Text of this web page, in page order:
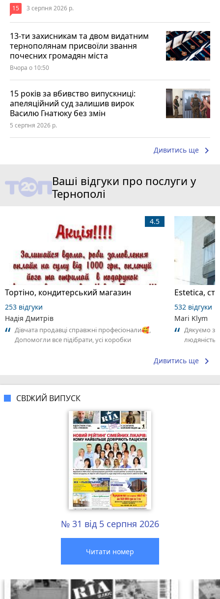
15 3 серпня 2026 р.
13-ти захисникам та двом видатним
тернополянам присвоїли звання
почесних громадян міста
Вчора о 10:50
15 років за вбивство випускниці:
апеляційний суд залишив вирок
Василю Гнатюку без змін
5 серпня 2026 р.
Дивитись ще keyboard_arrow_right
Ваші відгуки про послуги у
Тернополі
Тортіно, кондитерський магазин
4.5
253 відгуки
Надія Дмитрів
Дівчата продавці справжні професіонали🥰,
Допомогли все підібрати, усі коробки
Estetica,
532 відгуки
Mari Klym
Дякуємо за
і...
Дивитись ще keyboard_arrow_right
СВІЖИЙ ВИПУСК
№ 31 від 5 серпня 2026
Читати номер